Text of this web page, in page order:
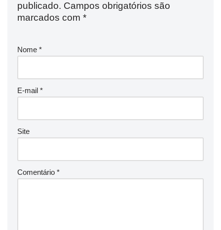
publicado. Campos obrigatórios são
marcados com *
Nome *
E-mail *
Site
Comentário *